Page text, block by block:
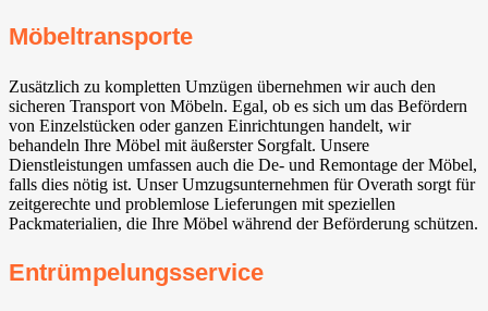
Möbeltransporte
Zusätzlich zu kompletten Umzügen übernehmen wir auch den
sicheren Transport von Möbeln. Egal, ob es sich um das Befördern
von Einzelstücken oder ganzen Einrichtungen handelt, wir
behandeln Ihre Möbel mit äußerster Sorgfalt. Unsere
Dienstleistungen umfassen auch die De- und Remontage der Möbel,
falls dies nötig ist. Unser Umzugsunternehmen für Overath sorgt für
zeitgerechte und problemlose Lieferungen mit speziellen
Packmaterialien, die Ihre Möbel während der Beförderung schützen.
Entrümpelungsservice